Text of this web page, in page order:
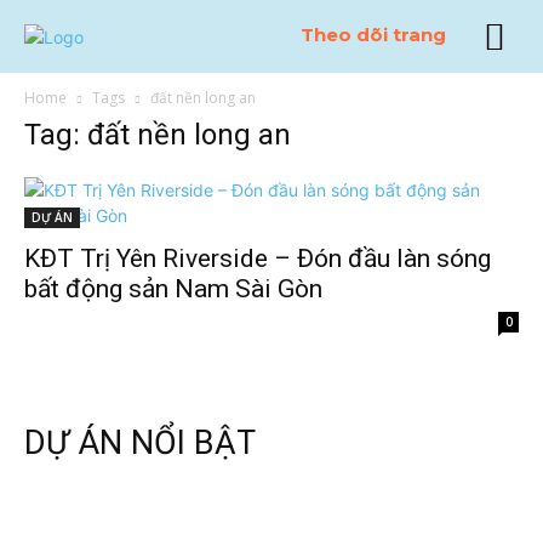
Theo dõi trang
Home Tags đất nền long an
Tag: đất nền long an
DỰ ÁN
KĐT Trị Yên Riverside – Đón đầu làn sóng
bất động sản Nam Sài Gòn
0
DỰ ÁN NỔI BẬT